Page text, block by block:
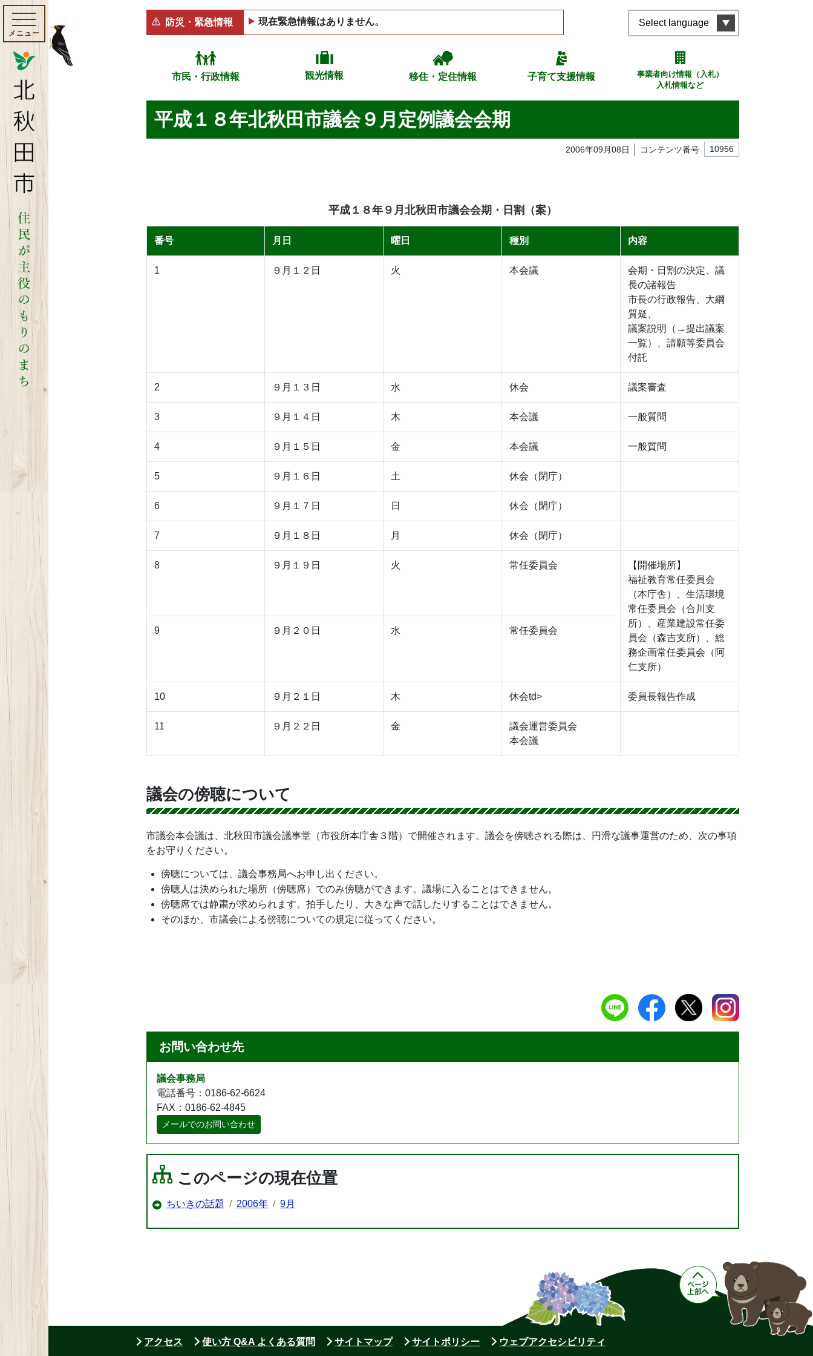
メニュー
防災・緊急情報 現在緊急情報はありません。 Select language
市民・行政情報 観光情報 移住・定住情報 子育て支援情報
事業者向け情報（入札）
入札情報など
平成１８年北秋田市議会９月定例議会会期
2006年09月08日 コンテンツ番号 10956
平成１８年９月北秋田市議会会期・日割（案）
番号 月日 曜日 種別 内容
1 ９月１２日 火 本会議
会期・日割の決定、議
長の諸報告
市長の行政報告、大綱
質疑、
議案説明（→提出議案
一覧）、請願等委員会
付託
2 ９月１３日 水 休会 議案審査
3 ９月１４日 木 本会議 一般質問
4 ９月１５日 金 本会議 一般質問
5 ９月１６日 土 休会（閉庁）
6 ９月１７日 日 休会（閉庁）
7 ９月１８日 月 休会（閉庁）
8 ９月１９日 火 常任委員会
【開催場所】
福祉教育常任委員会
（本庁舎）、生活環境
常任委員会（合川支
所）、産業建設常任委
員会（森吉支所）、総
務企画常任委員会（阿
仁支所）
9 ９月２０日 水 常任委員会
10 ９月２１日 木 休会td> 委員長報告作成
11 ９月２２日 金
議会運営委員会
本会議
議会の傍聴について
市議会本会議は、北秋田市議会議事堂（市役所本庁舎３階）で開催されます。議会を傍聴される際は、円滑な議事運営のため、次の事項
をお守りください。
傍聴については、議会事務局へお申し出ください。
傍聴人は決められた場所（傍聴席）でのみ傍聴ができます。議場に入ることはできません。
傍聴席では静粛が求められます。拍手したり、大きな声で話したりすることはできません。
そのほか、市議会による傍聴についての規定に従ってください。
お問い合わせ先
議会事務局
電話番号：0186-62-6624
FAX：0186-62-4845
メールでのお問い合わせ
このページの現在位置
ちいきの話題 2006年 9月
アクセス 使い方 Q&A よくある質問 サイトマップ サイトポリシー ウェブアクセシビリティ